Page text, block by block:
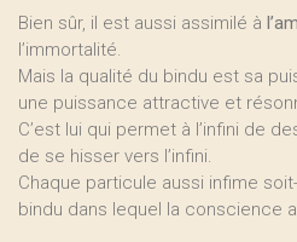
Bien sûr, il est aussi assimilé à
l’immortalité.
Mais la qualité du bindu est sa
une puissance attractive et
C’est lui qui permet à l’infini de
de se hisser vers l’infini.
Chaque particule aussi infime
bindu dans lequel la conscience